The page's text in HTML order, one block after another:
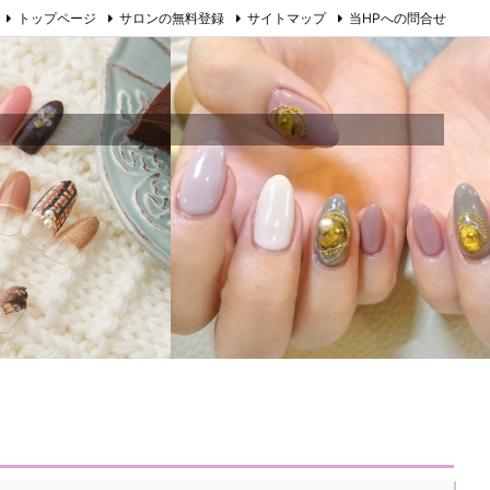
トップページ サロンの無料登録 サイトマップ 当HPへの問合せ